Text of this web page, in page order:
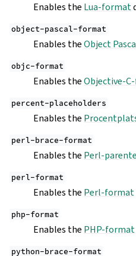
Enables the Lua-format
object-pascal-format
Enables theObject
objc-format
Enables theObjective-
percent-placeholders
Enables the
perl-brace-format
Enables the Perl-
perl-format
Enables the Perl-format
php-format
Enables the PHP-format
python-brace-format